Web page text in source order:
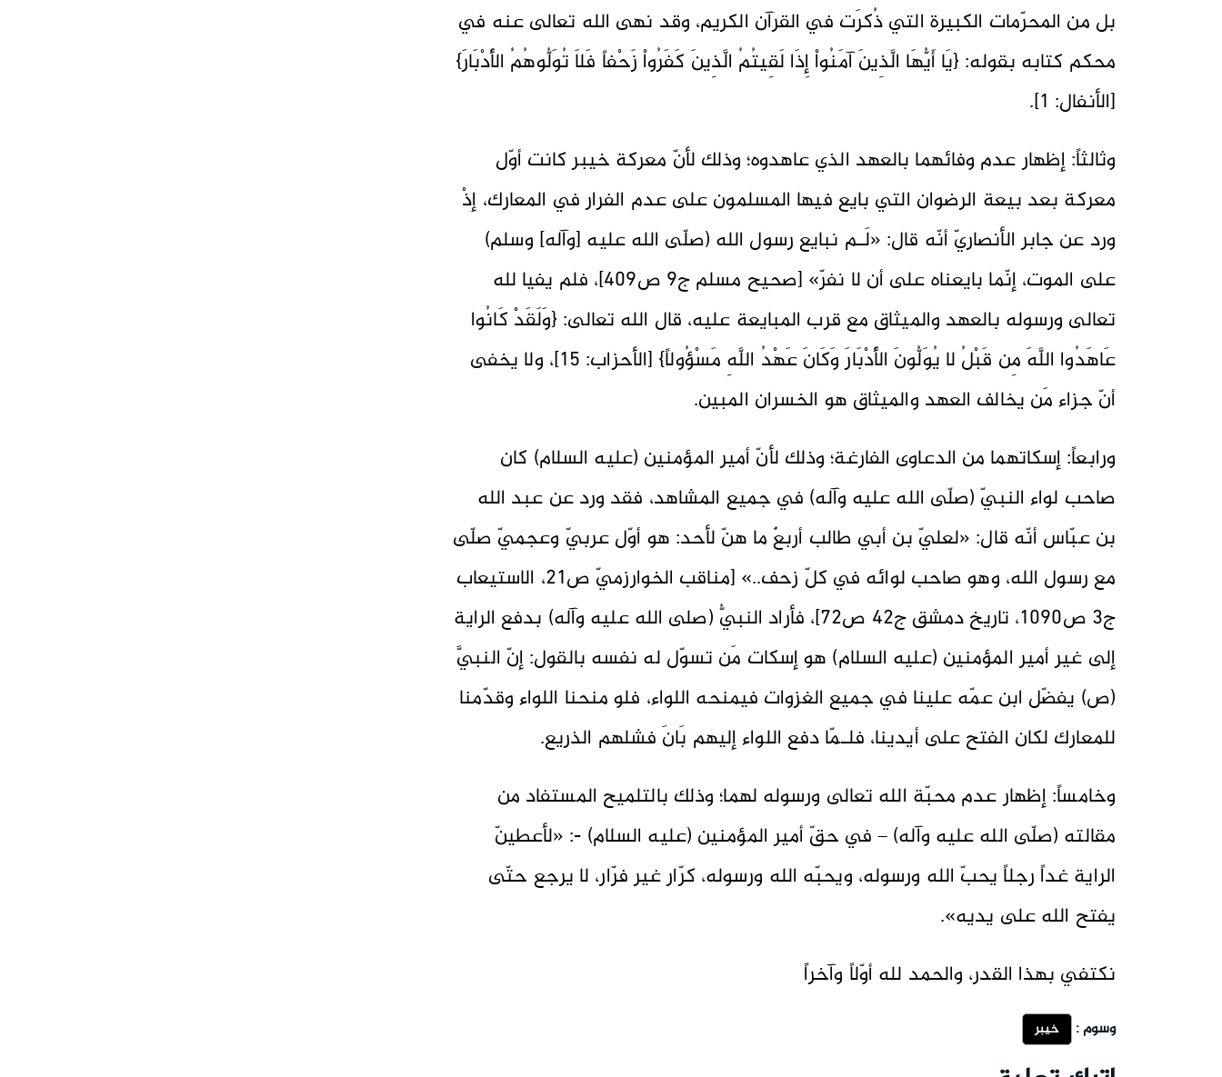
بل من المحرّمات الكبيرة التي ذُكرَت في القرآن الكريم، وقد نهى الله تعالى عنه في
محكم كتابه بقوله: {يَا أَيُّهَا الَّذِينَ آمَنُواْ إِذَا لَقِيتُمُ الَّذِينَ كَفَرُواْ زَحْفاً فَلاَ تُوَلُّوهُمُ الأَدْبَارَ}
[الأنفال: 1].
وثالثاً: إظهار عدم وفائهما بالعهد الذي عاهدوه؛ وذلك لأنّ معركة خيبر كانت أوّل
معركة بعد بيعة الرضوان التي بايع فيها المسلمون على عدم الفرار في المعارك، إذْ
ورد عن جابر الأنصاريّ أنّه قال: «لَـم نبايع رسول الله (صلّى الله عليه [وآله] وسلم)
على الموت، إنّما بايعناه على أن لا نفرّ» [صحيح مسلم ج9 ص409]، فلم يفيا لله
تعالى ورسوله بالعهد والميثاق مع قرب المبايعة عليه، قال الله تعالى: {وَلَقَدْ كَانُوا
عَاهَدُوا اللَّهَ مِن قَبْلُ لا يُوَلُّونَ الأَدْبَارَ وَكَانَ عَهْدُ اللَّهِ مَسْؤُولاً} [الأحزاب: 15]، ولا يخفى
أنّ جزاء مَن يخالف العهد والميثاق هو الخسران المبين.
ورابعاً: إسكاتهما من الدعاوى الفارغة؛ وذلك لأنّ أمير المؤمنين (عليه السلام) كان
صاحب لواء النبيّ (صلّى الله عليه وآله) في جميع المشاهد، فقد ورد عن عبد الله
بن عبّاس أنّه قال: «لعليّ بن أبي طالب أربعٌ ما هنّ لأحد: هو أوّل عربيّ وعجميّ صلّى
مع رسول الله، وهو صاحب لوائه في كلّ زحف..» [مناقب الخوارزميّ ص21، الاستيعاب
ج3 ص1090، تاريخ دمشق ج42 ص72]، فأراد النبيُّ (صلى الله عليه وآله) بدفع الراية
إلى غير أمير المؤمنين (عليه السلام) هو إسكات مَن تسوّل له نفسه بالقول: إنّ النبيَّ
(ص) يفضّل ابن عمّه علينا في جميع الغزوات فيمنحه اللواء، فلو منحنا اللواء وقدّمنا
للمعارك لكان الفتح على أيدينا، فلـمّا دفع اللواء إليهم بَانَ فشلهم الذريع.
وخامساً: إظهار عدم محبّة الله تعالى ورسوله لهما؛ وذلك بالتلميح المستفاد من
مقالته (صلّى الله عليه وآله) – في حقّ أمير المؤمنين (عليه السلام) -: «لأعطينّ
الراية غداً رجلاً يحبّ الله ورسوله، ويحبّه الله ورسوله، كرّار غير فرّار، لا يرجع حتّى
يفتح الله على يديه».
نكتفي بهذا القدر، والحمد لله أوّلاً وآخراً
وسوم : خيبر